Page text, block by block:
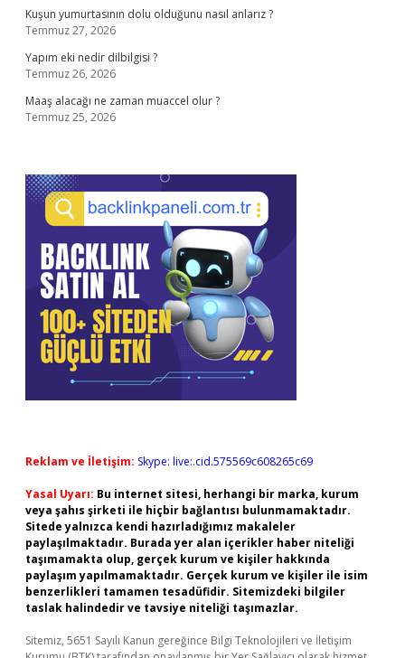
Kuşun yumurtasının dolu olduğunu nasıl anlarız ?
Temmuz 27, 2026
Yapım eki nedir dilbilgisi ?
Temmuz 26, 2026
Maaş alacağı ne zaman muaccel olur ?
Temmuz 25, 2026
Reklam ve İletişim: Skype: live:.cid.575569c608265c69
Yasal Uyarı: Bu internet sitesi, herhangi bir marka, kurum
veya şahıs şirketi ile hiçbir bağlantısı bulunmamaktadır.
Sitede yalnızca kendi hazırladığımız makaleler
paylaşılmaktadır. Burada yer alan içerikler haber niteliği
taşımamakta olup, gerçek kurum ve kişiler hakkında
paylaşım yapılmamaktadır. Gerçek kurum ve kişiler ile isim
benzerlikleri tamamen tesadüfidir. Sitemizdeki bilgiler
taslak halindedir ve tavsiye niteliği taşımazlar.
Sitemiz, 5651 Sayılı Kanun gereğince Bilgi Teknolojileri ve İletişim